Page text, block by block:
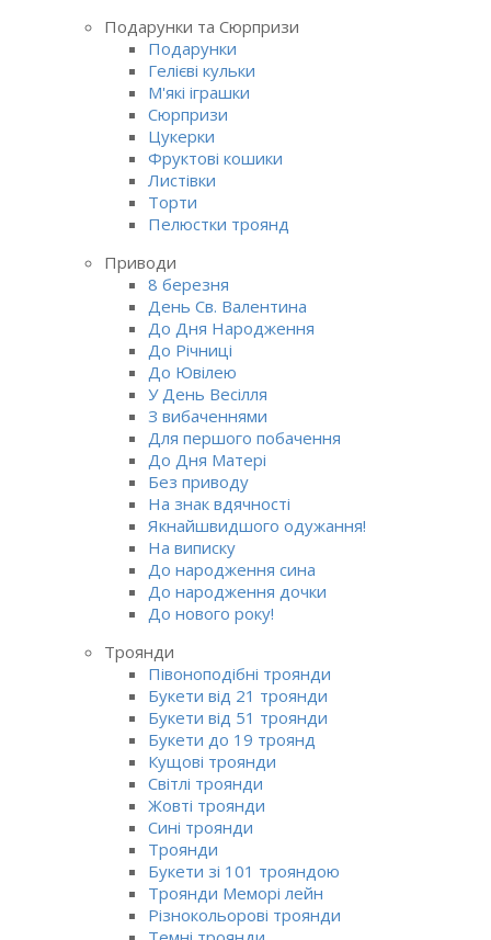
Подарунки та Сюрпризи
Подарунки
Гелієві кульки
М'які іграшки
Сюрпризи
Цукерки
Фруктові кошики
Листівки
Торти
Пелюстки троянд
Приводи
8 березня
День Св. Валентина
До Дня Народження
До Річниці
До Ювілею
У День Весілля
З вибаченнями
Для першого побачення
До Дня Матері
Без приводу
На знак вдячності
Якнайшвидшого одужання!
На виписку
До народження сина
До народження дочки
До нового року!
Троянди
Півоноподібні троянди
Букети від 21 троянди
Букети від 51 троянди
Букети до 19 троянд
Кущові троянди
Світлі троянди
Жовті троянди
Сині троянди
Троянди
Букети зі 101 трояндою
Троянди Меморі лейн
Різнокольорові троянди